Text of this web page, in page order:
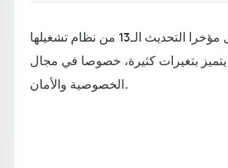
أطلقت آبل مؤخرا التحديث الـ13 من نظام تشغيلها
بتغيرات كثيرة، خصوصا في مجال
الخصوصية والأمان.